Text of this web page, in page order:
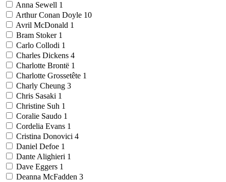
Anna Sewell 1
Arthur Conan Doyle 10
Avril McDonald 1
Bram Stoker 1
Carlo Collodi 1
Charles Dickens 4
Charlotte Brontë 1
Charlotte Grossetête 1
Charly Cheung 3
Chris Sasaki 1
Christine Suh 1
Coralie Saudo 1
Cordelia Evans 1
Cristina Donovici 4
Daniel Defoe 1
Dante Alighieri 1
Dave Eggers 1
Deanna McFadden 3